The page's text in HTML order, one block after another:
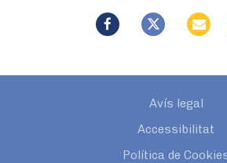
Avís legal
Accessibilitat
Política de